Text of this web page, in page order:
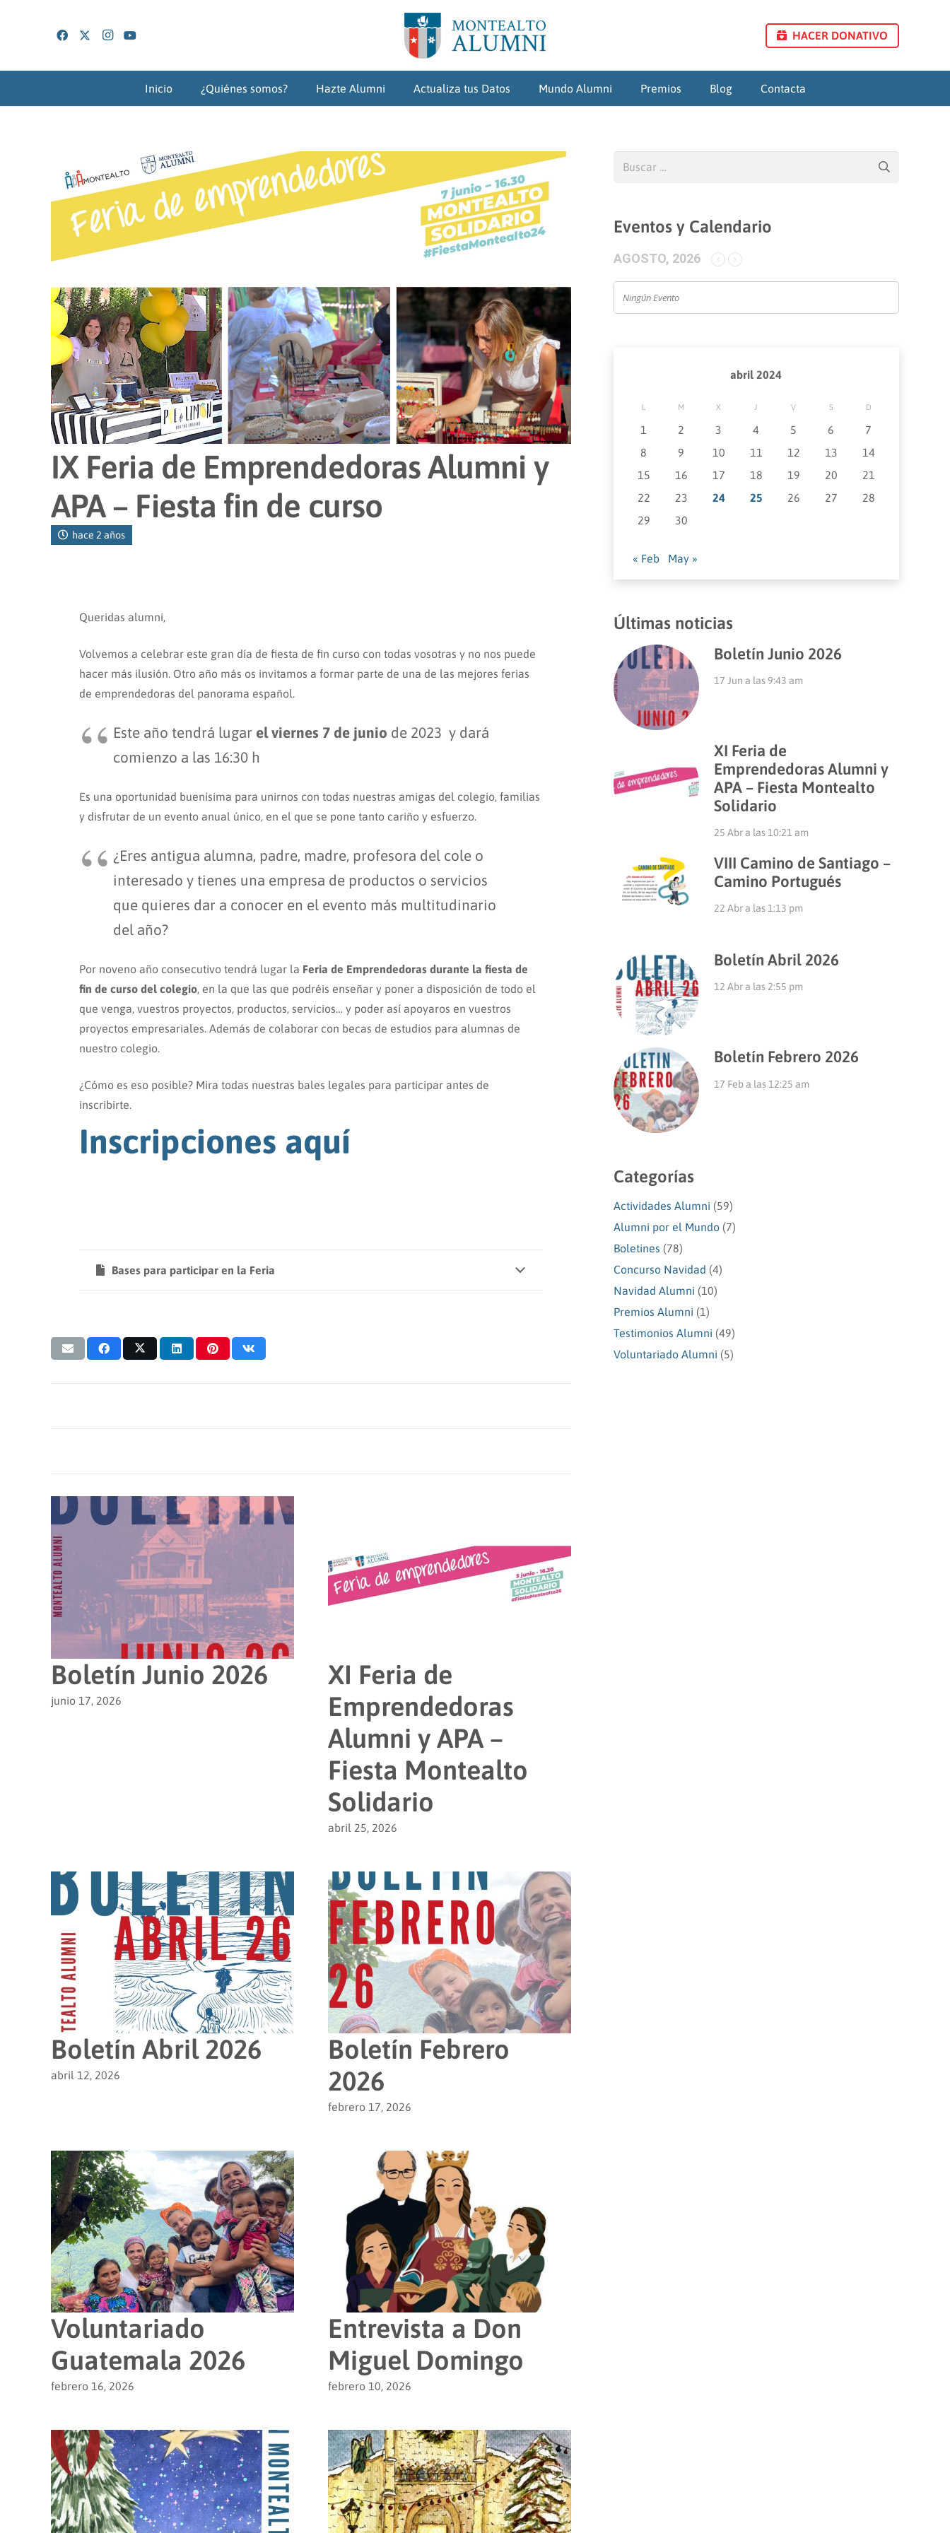
HACER DONATIVO
Inicio ¿Quiénes somos? Hazte Alumni Actualiza tus Datos Mundo Alumni Premios Blog Contacta
IX Feria de Emprendedoras Alumni y
APA – Fiesta fin de curso
hace 2 años
Queridas alumni,
Volvemos a celebrar este gran día de fiesta de fin curso con todas vosotras y no nos puede
hacer más ilusión. Otro año más os invitamos a formar parte de una de las mejores ferias
de emprendedoras del panorama español.
Este año tendrá lugar el viernes 7 de junio de 2023 y dará
comienzo a las 16:30 h
Es una oportunidad buenísima para unirnos con todas nuestras amigas del colegio, familias
y disfrutar de un evento anual único, en el que se pone tanto cariño y esfuerzo.
¿Eres antigua alumna, padre, madre, profesora del cole o
interesado y tienes una empresa de productos o servicios
que quieres dar a conocer en el evento más multitudinario
del año?
Por noveno año consecutivo tendrá lugar la Feria de Emprendedoras durante la fiesta de
fin de curso del colegio, en la que las que podréis enseñar y poner a disposición de todo el
que venga, vuestros proyectos, productos, servicios… y poder así apoyaros en vuestros
proyectos empresariales. Además de colaborar con becas de estudios para alumnas de
nuestro colegio.
¿Cómo es eso posible? Mira todas nuestras bales legales para participar antes de
inscribirte.
Inscripciones aquí
Bases para participar en la Feria
Boletín Junio 2026
junio 17, 2026
XI Feria de
Emprendedoras
Alumni y APA –
Fiesta Montealto
Solidario
abril 25, 2026
Boletín Abril 2026
abril 12, 2026
Boletín Febrero
2026
febrero 17, 2026
Voluntariado
Guatemala 2026
febrero 16, 2026
Entrevista a Don
Miguel Domingo
febrero 10, 2026
Buscar:
Eventos y Calendario
AGOSTO, 2026
Ningún Evento
abril 2024
L M X J V S D
1 2 3 4 5 6
7
8
9 10 11 12 13
14
15
16 17 18 19 20
21
22
23 24 25 26 27
28
29
30
« Feb May »
Últimas noticias
Boletín Junio 2026
17 Jun a las 9:43 am
XI Feria de
Emprendedoras Alumni y
APA – Fiesta Montealto
Solidario
25 Abr a las 10:21 am
VIII Camino de Santiago –
Camino Portugués
22 Abr a las 1:13 pm
Boletín Abril 2026
12 Abr a las 2:55 pm
Boletín Febrero 2026
17 Feb a las 12:25 am
Categorías
Actividades Alumni (59)
Alumni por el Mundo (7)
Boletines (78)
Concurso Navidad (4)
Navidad Alumni (10)
Premios Alumni (1)
Testimonios Alumni (49)
Voluntariado Alumni (5)